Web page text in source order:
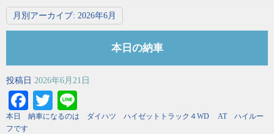
月別アーカイブ: 2026年6月
本日の納車
投稿日 2026年6月21日
Facebook
Twitter
本日 納車になるのは ダイハツ ハイゼットトラック４WD AT ハイルー
フです